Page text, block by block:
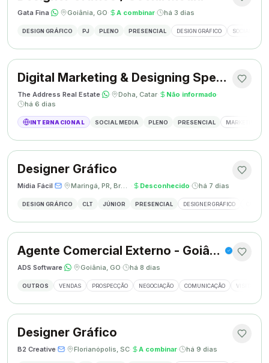
Gata Fina· · Goiânia, GO· A combinar· há 3 dias
DESIGN GRÁFICO PJ PLENO PRESENCIAL DESIGN GRÁFICO SOCIAL
Digital Marketing & Designing Specialist
The Address Real Estate· · Doha, Catar· Não informado·
há 6 dias
INTERNACIONAL SOCIAL MEDIA PLENO PRESENCIAL MARKETING
Designer Gráfico
Mídia Fácil· · Maringá, PR, Brasil · Desconhecido· há 7 dias
DESIGN GRÁFICO CLT JÚNIOR PRESENCIAL DESIGNER GRÁFICO
Agente Comercial Externo - Goiânia
ADS Software· · Goiânia, GO· há 8 dias
OUTROS VENDAS PROSPECÇÃO NEGOCIAÇÃO COMUNICAÇÃO VISITAS
Designer Gráfico
B2 Creative· · Florianópolis, SC· A combinar· há 9 dias